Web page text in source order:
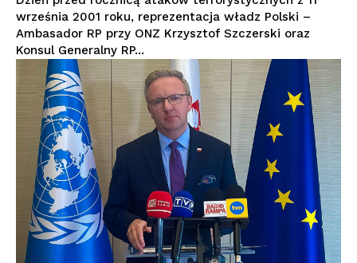
września 2001 roku, reprezentacja władz Polski –
Ambasador RP przy ONZ Krzysztof Szczerski oraz
Konsul Generalny RP...